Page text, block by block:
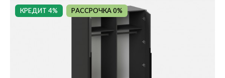
КРЕДИТ 4% РАССРОЧКА 0%